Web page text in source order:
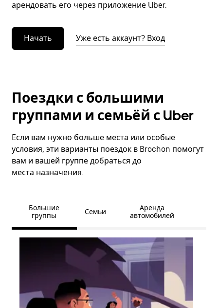
арендовать его через приложение Uber.
Начать Уже есть аккаунт? Вход
Поездки с большими
группами и семьёй с Uber
Если вам нужно больше места или особые
условия, эти варианты поездок в Brochon помогут
вам и вашей группе добраться до
места назначения.
Большие
группы
Семьи
Аренда
автомобилей